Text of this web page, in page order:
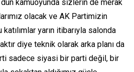
kamuoyunda sizlerin de merak
olacak ve AK Partimizin
yarın itibarıyla salonda
diye teknik olarak arka planı da
sadece siyasi bir parti değil, bir